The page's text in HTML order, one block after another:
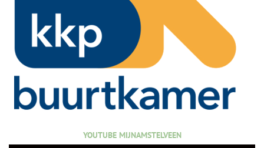
YOUTUBE MIJNAMSTELVEEN